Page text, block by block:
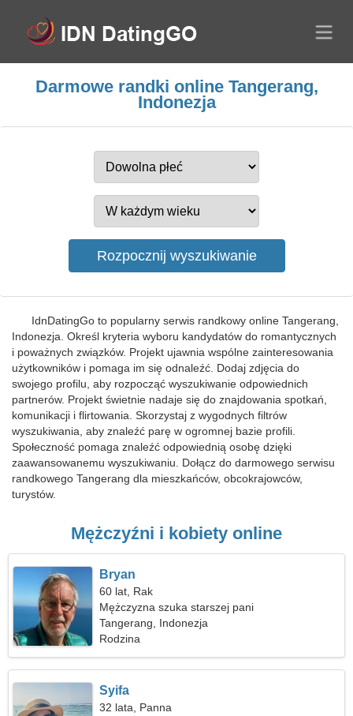
Darmowe randki online Tangerang,
Indonezja
IdnDatingGo to popularny serwis randkowy online Tangerang,
Indonezja. Określ kryteria wyboru kandydatów do romantycznych
i poważnych związków. Projekt ujawnia wspólne zainteresowania
użytkowników i pomaga im się odnaleźć. Dodaj zdjęcia do
swojego profilu, aby rozpocząć wyszukiwanie odpowiednich
partnerów. Projekt świetnie nadaje się do znajdowania spotkań,
komunikacji i flirtowania. Skorzystaj z wygodnych filtrów
wyszukiwania, aby znaleźć parę w ogromnej bazie profili.
Społeczność pomaga znaleźć odpowiednią osobę dzięki
zaawansowanemu wyszukiwaniu. Dołącz do darmowego serwisu
randkowego Tangerang dla mieszkańców, obcokrajowców,
turystów.
Mężczyźni i kobiety online
Bryan
60 lat, Rak
Mężczyzna szuka starszej pani
Tangerang, Indonezja
Rodzina
Syifa
32 lata, Panna